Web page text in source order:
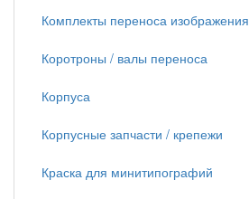
Комплекты переноса изображения
Коротроны / валы переноса
Корпуса
Корпусные запчасти / крепежи
Краска для минитипографий